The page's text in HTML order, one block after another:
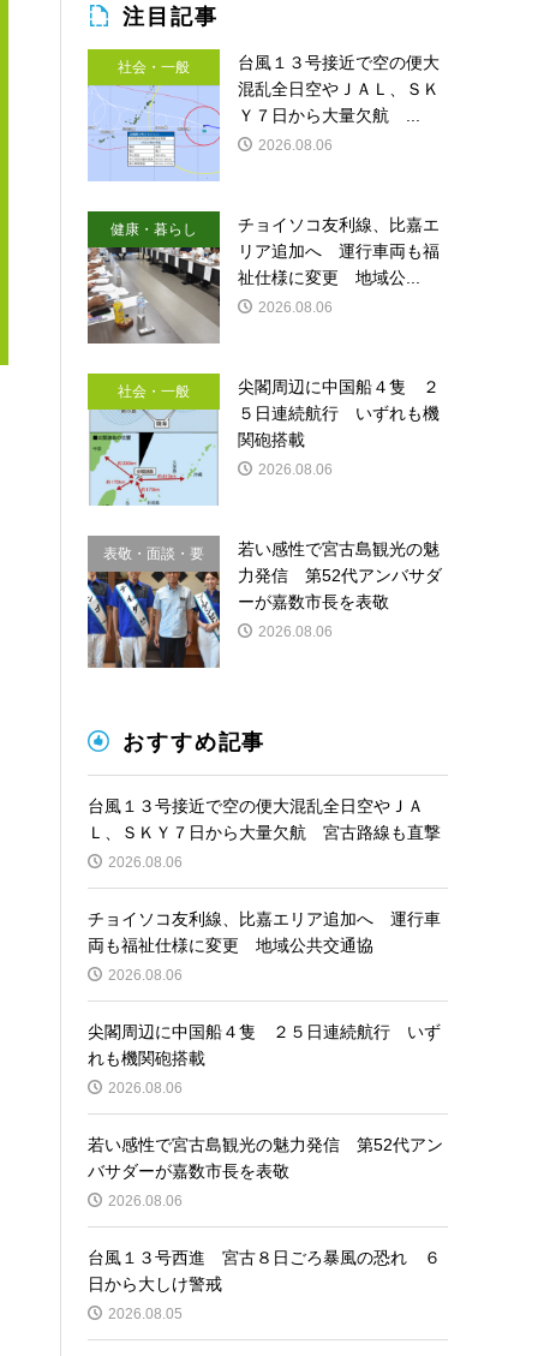
注目記事
社会・一般
台風１３号接近で空の便大
混乱全日空やＪＡＬ、ＳＫ
Ｙ７日から大量欠航 ...
2026.08.06
健康・暮らし
チョイソコ友利線、比嘉エ
リア追加へ 運行車両も福
祉仕様に変更 地域公...
2026.08.06
社会・一般
尖閣周辺に中国船４隻 ２
５日連続航行 いずれも機
関砲搭載
2026.08.06
表敬・面談・要
請
若い感性で宮古島観光の魅
力発信 第52代アンバサダ
ーが嘉数市長を表敬
2026.08.06
おすすめ記事
台風１３号接近で空の便大混乱全日空やＪＡ
Ｌ、ＳＫＹ７日から大量欠航 宮古路線も直撃
2026.08.06
チョイソコ友利線、比嘉エリア追加へ 運行車
両も福祉仕様に変更 地域公共交通協
2026.08.06
尖閣周辺に中国船４隻 ２５日連続航行 いず
れも機関砲搭載
2026.08.06
若い感性で宮古島観光の魅力発信 第52代アン
バサダーが嘉数市長を表敬
2026.08.06
台風１３号西進 宮古８日ごろ暴風の恐れ ６
日から大しけ警戒
2026.08.05